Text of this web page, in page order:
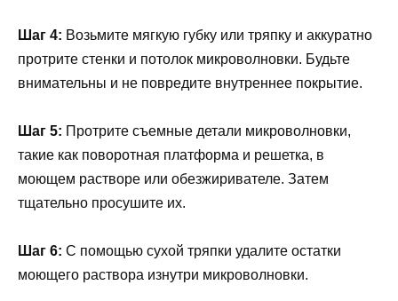
Шаг 4: Возьмите мягкую губку или тряпку и аккуратно
протрите стенки и потолок микроволновки. Будьте
внимательны и не повредите внутреннее покрытие.
Шаг 5: Протрите съемные детали микроволновки,
такие как поворотная платформа и решетка, в
моющем растворе или обезжиривателе. Затем
тщательно просушите их.
Шаг 6: С помощью сухой тряпки удалите остатки
моющего раствора изнутри микроволновки.